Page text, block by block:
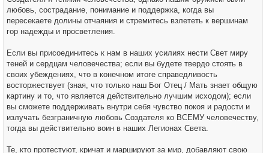
любовь, сострадание, понимание и поддержка, когда вы
пересекаете долины отчаяния и стремитесь взлететь к вершинам
гор надежды и просветления.
Если вы присоединитесь к нам в наших усилиях нести Свет миру
теней и сердцам человечества; если вы будете твердо стоять в
своих убеждениях, что в конечном итоге справедливость
восторжествует (зная, что только наш Бог Отец / Мать знает общую
картину и то, что является действительно лучшим исходом); если
вы сможете поддерживать внутри себя чувство покоя и радости и
излучать безграничную любовь Создателя ко ВСЕМУ человечеству,
тогда вы действительно воин в наших Легионах Света.
Те, кто протестуют, кричат и маршируют за мир, добавляют свою